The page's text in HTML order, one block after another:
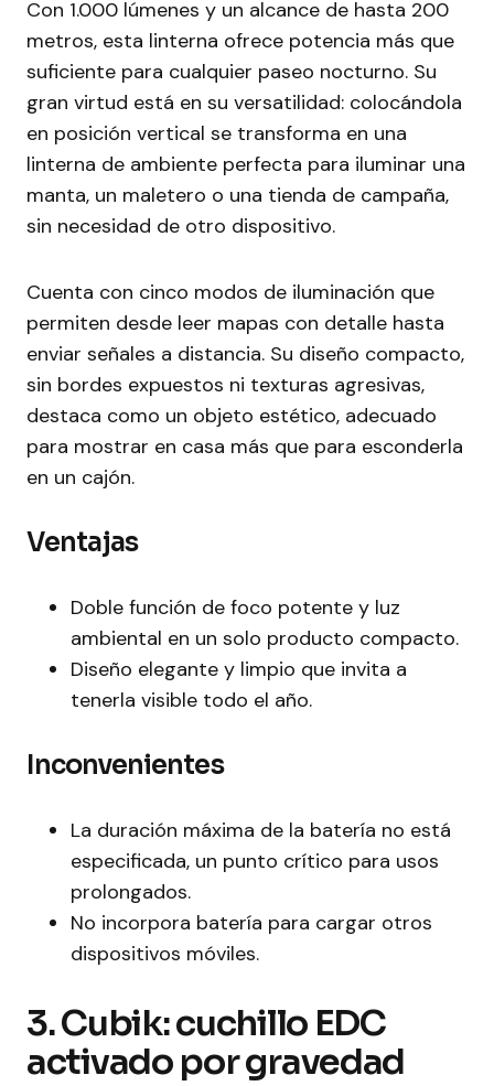
Con 1.000 lúmenes y un alcance de hasta 200
metros, esta linterna ofrece potencia más que
suficiente para cualquier paseo nocturno. Su
gran virtud está en su versatilidad: colocándola
en posición vertical se transforma en una
linterna de ambiente perfecta para iluminar una
manta, un maletero o una tienda de campaña,
sin necesidad de otro dispositivo.
Cuenta con cinco modos de iluminación que
permiten desde leer mapas con detalle hasta
enviar señales a distancia. Su diseño compacto,
sin bordes expuestos ni texturas agresivas,
destaca como un objeto estético, adecuado
para mostrar en casa más que para esconderla
en un cajón.
Ventajas
Doble función de foco potente y luz
ambiental en un solo producto compacto.
Diseño elegante y limpio que invita a
tenerla visible todo el año.
Inconvenientes
La duración máxima de la batería no está
especificada, un punto crítico para usos
prolongados.
No incorpora batería para cargar otros
dispositivos móviles.
3. Cubik: cuchillo EDC
activado por gravedad